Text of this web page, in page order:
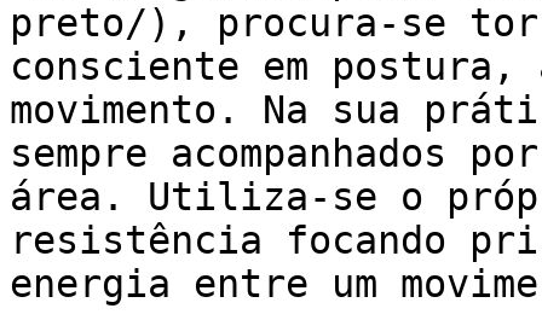
preto/), procura-se
consciente em postura,
movimento. Na sua
sempre acompanhados
área. Utiliza-se o
resistência focando
energia entre um